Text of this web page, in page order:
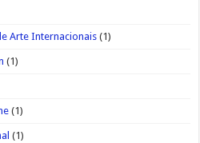
Arte Internacionais (1)
(1)
(1)
(1)